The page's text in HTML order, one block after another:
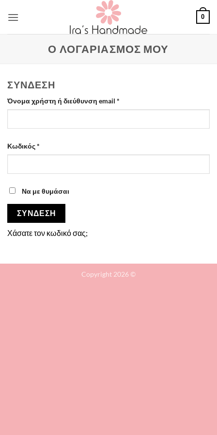
στο
0
Ο ΛΟΓΑΡΙΑΣΜΌΣ ΜΟΥ
ΣΎΝΔΕΣΗ
Όνομα χρήστη ή διεύθυνση email *
Κωδικός*
Να με θυμάσαι
ΣΎΝΔΕΣΗ
Χάσατε τον κωδικό σας;
Copyright 2026 ©